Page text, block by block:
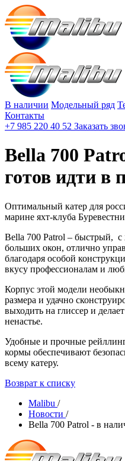
В наличии Модельный ряд
Контакты
+7 985 220 40 52 Заказать
Bella 700
готов идти в
Оптимальный катер для
марине яхт-клуба
Bella 700 Patrol – быстрый, с
больших окон, отлично
благодаря особой
вкусу профессионалам и
Корпус этой модели
размера и удачно
выходить на глиссер и
ненастье.
Удобные и прочные
кормы обеспечивают
всему катеру.
Возврат к списку
Malibu /
Новости /
Bella 700 Patrol - в